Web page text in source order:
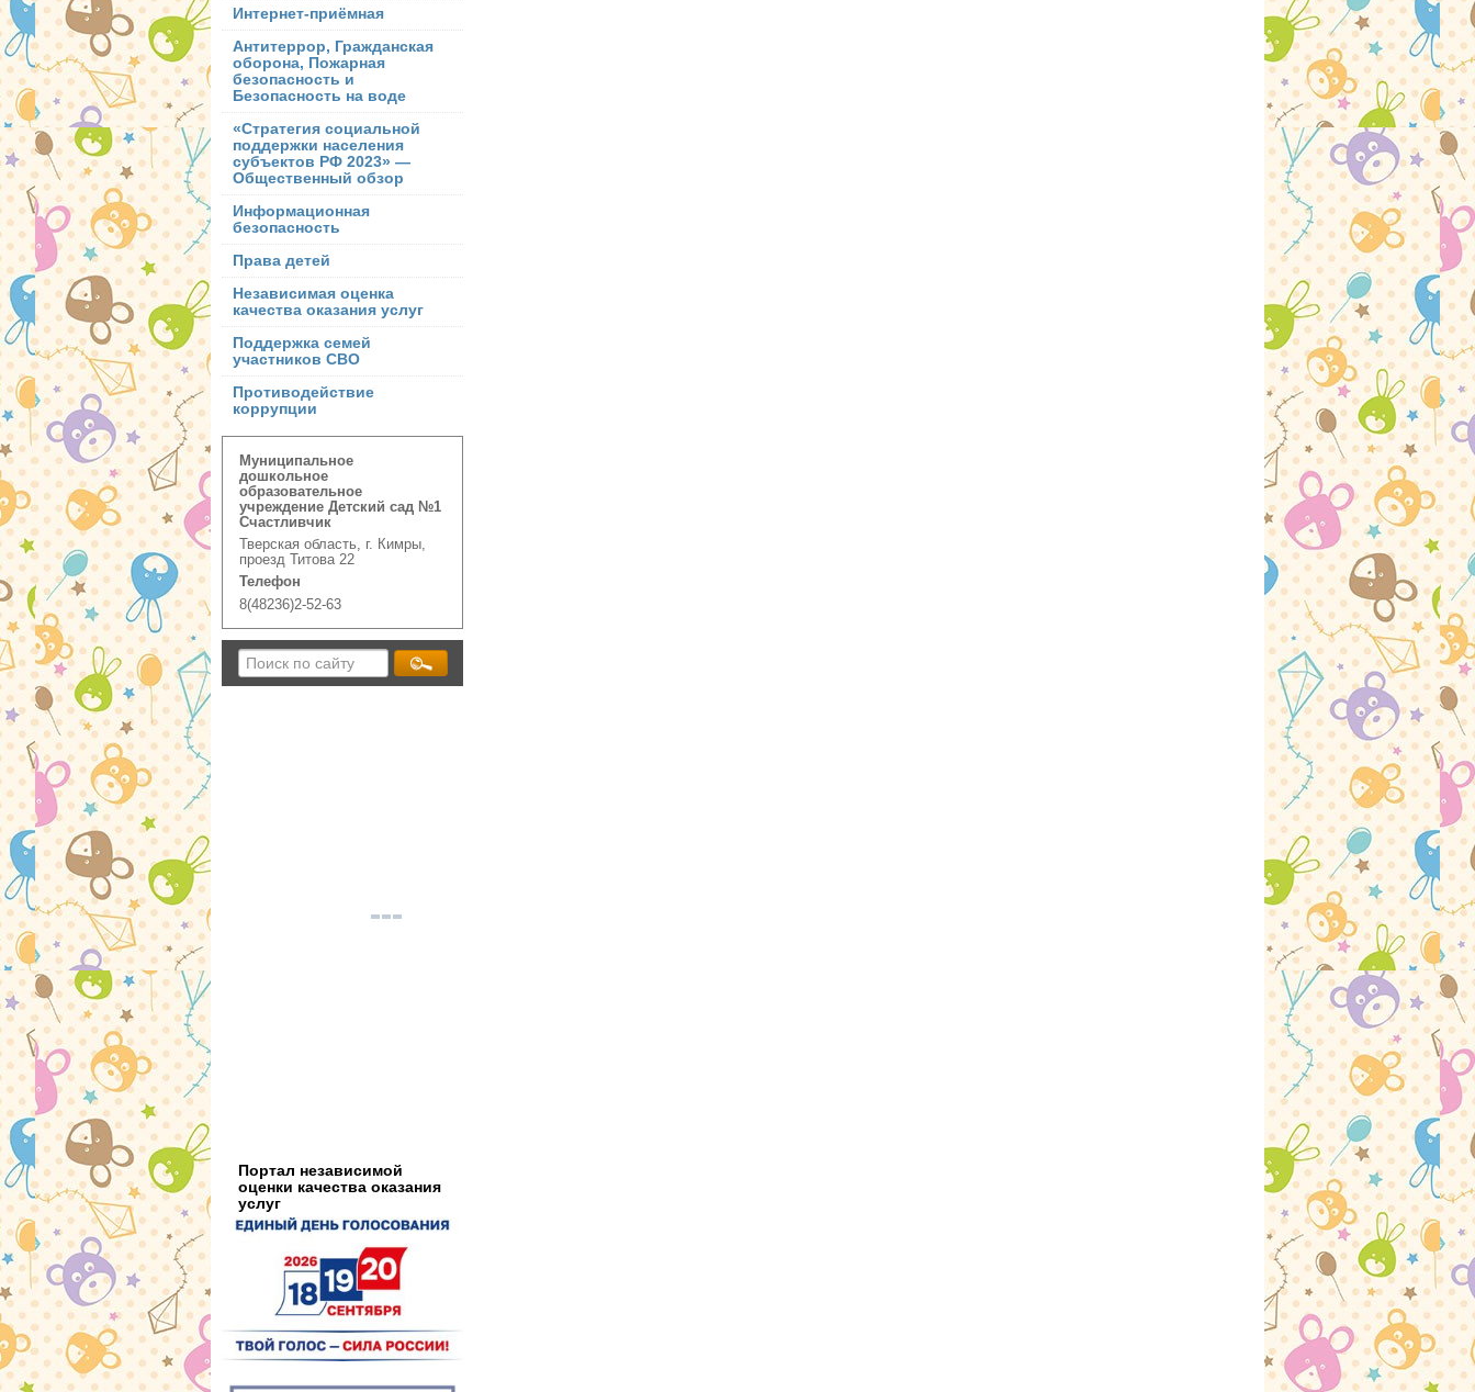
Интернет-приёмная
Антитеррор, Гражданская
оборона, Пожарная
безопасность и
Безопасность на воде
«Стратегия социальной
поддержки населения
субъектов РФ 2023» —
Общественный обзор
Информационная
безопасность
Права детей
Независимая оценка
качества оказания услуг
Поддержка семей
участников СВО
Противодействие
коррупции
Муниципальное
дошкольное
образовательное
учреждение Детский сад №1
Счастливчик
Тверская область, г. Кимры,
проезд Титова 22
Телефон
8(48236)2-52-63
Портал независимой
оценки качества оказания
услуг